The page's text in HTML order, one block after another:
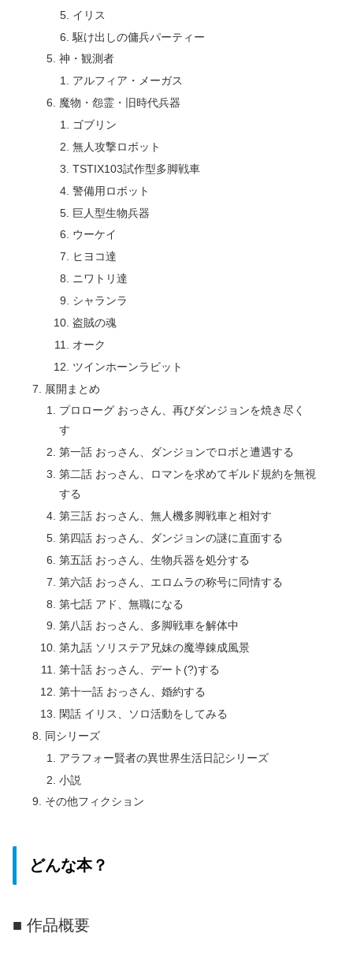
イリス
駆け出しの傭兵パーティー
神・観測者
アルフィア・メーガス
魔物・怨霊・旧時代兵器
ゴブリン
無人攻撃ロボット
TSTIX103試作型多脚戦車
警備用ロボット
巨人型生物兵器
ウーケイ
ヒヨコ達
ニワトリ達
シャランラ
盗賊の魂
オーク
ツインホーンラビット
展開まとめ
プロローグ おっさん、再びダンジョンを焼き尽く
す
第一話 おっさん、ダンジョンでロボと遭遇する
第二話 おっさん、ロマンを求めてギルド規約を無視
する
第三話 おっさん、無人機多脚戦車と相対す
第四話 おっさん、ダンジョンの謎に直面する
第五話 おっさん、生物兵器を処分する
第六話 おっさん、エロムラの称号に同情する
第七話 アド、無職になる
第八話 おっさん、多脚戦車を解体中
第九話 ソリステア兄妹の魔導錬成風景
第十話 おっさん、デート(?)する
第十一話 おっさん、婚約する
閑話 イリス、ソロ活動をしてみる
同シリーズ
アラフォー賢者の異世界生活日記シリーズ
小説
その他フィクション
どんな本？
■ 作品概要